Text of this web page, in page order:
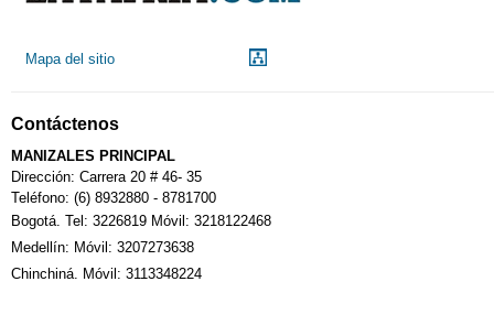
Mapa del sitio
Contáctenos
MANIZALES PRINCIPAL
Dirección: Carrera 20 # 46- 35
Teléfono: (6) 8932880 - 8781700
Bogotá. Tel: 3226819 Móvil: 3218122468
Medellín: Móvil: 3207273638
Chinchiná. Móvil: 3113348224